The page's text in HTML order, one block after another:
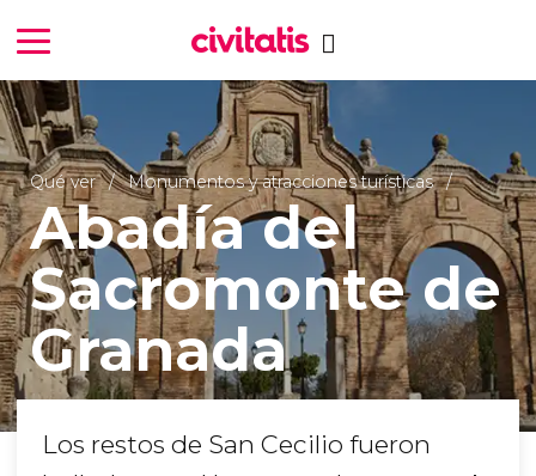
Qué ver Monumentos y atracciones turísticas
Abadía del
Sacromonte de
Granada
Los restos de San Cecilio fueron